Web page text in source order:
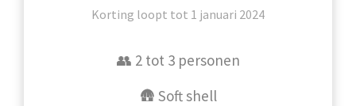
Korting loopt tot 1 januari 2024
👥 2 tot 3 personen
🛖 Soft shell